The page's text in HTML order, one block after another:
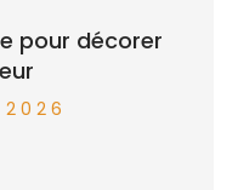
pour décorer
2026